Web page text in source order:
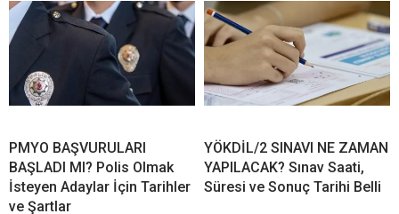
PMYO BAŞVURULARI
BAŞLADI MI? Polis Olmak
İsteyen Adaylar İçin Tarihler
ve Şartlar
YÖKDİL/2 SINAVI NE ZAMAN
YAPILACAK? Sınav Saati,
Süresi ve Sonuç Tarihi Belli